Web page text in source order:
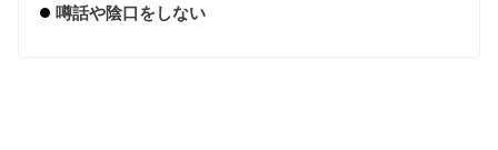
噂話や陰口をしない